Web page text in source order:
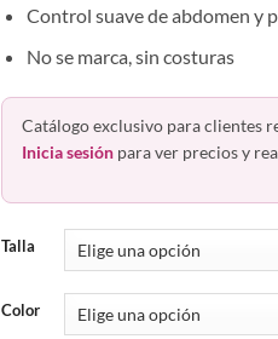
Control suave de abdomen y
No se marca, sin costuras
Catálogo exclusivo para clientes
Inicia sesión para ver precios y
Talla
Color